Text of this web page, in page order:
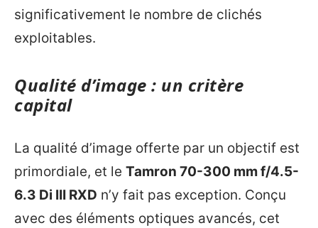
significativement le nombre de clichés
exploitables.
Qualité d’image : un critère
capital
La qualité d’image offerte par un objectif est
primordiale, et le Tamron 70-300 mm f/4.5-
6.3 Di III RXD n’y fait pas exception. Conçu
avec des éléments optiques avancés, cet